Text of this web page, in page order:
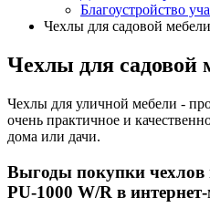
Благоустройство
Чехлы для садовой мебели
Чехлы для садовой
Чехлы для уличной мебели -
очень практичное и
дома или дачи.
Выгоды покупки чехлов
PU-1000 W/R в